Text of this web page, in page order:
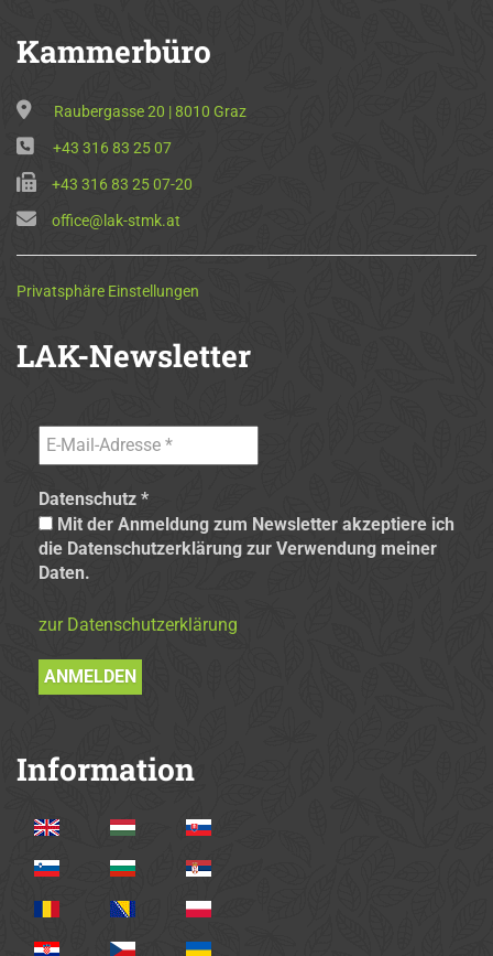
Kammerbüro
Raubergasse 20 | 8010 Graz
+43 316 83 25 07
+43 316 83 25 07-20
office@lak-stmk.at
Privatsphäre Einstellungen
LAK-Newsletter
Datenschutz *
Mit der Anmeldung zum Newsletter akzeptiere ich
die Datenschutzerklärung zur Verwendung meiner
Daten.
zur Datenschutzerklärung
Information